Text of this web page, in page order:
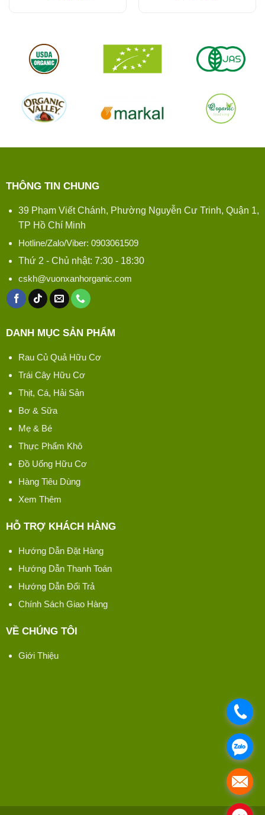
THÔNG TIN CHUNG
39 Phạm Viết Chánh, Phường Nguyễn Cư Trinh, Quận 1,
TP Hồ Chí Minh
Hotline/Zalo/Viber: 0903061509
Thứ 2 - Chủ nhật: 7:30 - 18:30
cskh@vuonxanhorganic.com
DANH MỤC SẢN PHẨM
Rau Củ Quả Hữu Cơ
Trái Cây Hữu Cơ
Thịt, Cá, Hải Sản
Bơ & Sữa
Mẹ & Bé
Thực Phẩm Khô
Đồ Uống Hữu Cơ
Hàng Tiêu Dùng
Xem Thêm
HỖ TRỢ KHÁCH HÀNG
Hướng Dẫn Đặt Hàng
Hướng Dẫn Thanh Toán
Hướng Dẫn Đổi Trả
Chính Sách Giao Hàng
VỀ CHÚNG TÔI
Giới Thiệu
.
.
.